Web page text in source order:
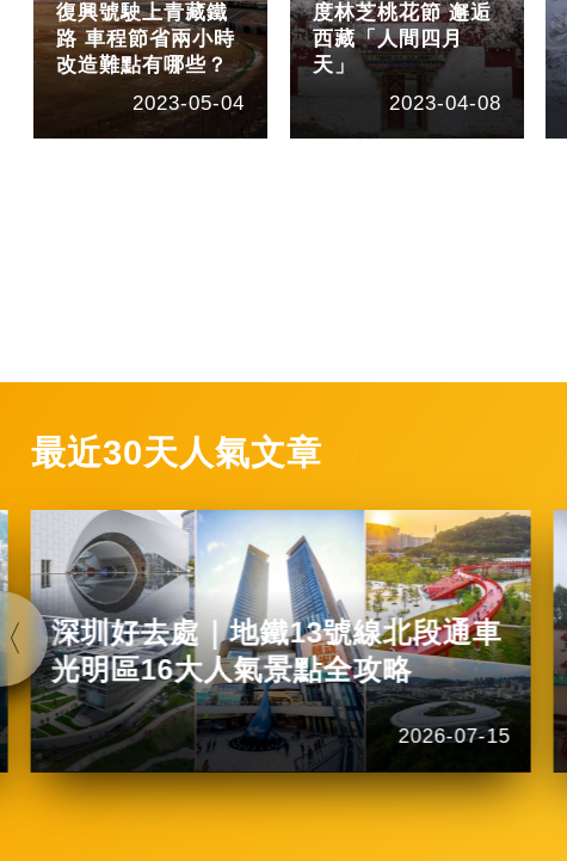
復興號駛上青藏鐵
路 車程節省兩小時
改造難點有哪些？
2023-05-04
度林芝桃花節 邂逅
西藏「人間四月
天」
2023-04-08
最近30天人氣文章
深圳好去處｜地鐵13號線北段通車
光明區16大人氣景點全攻略
2026-07-15